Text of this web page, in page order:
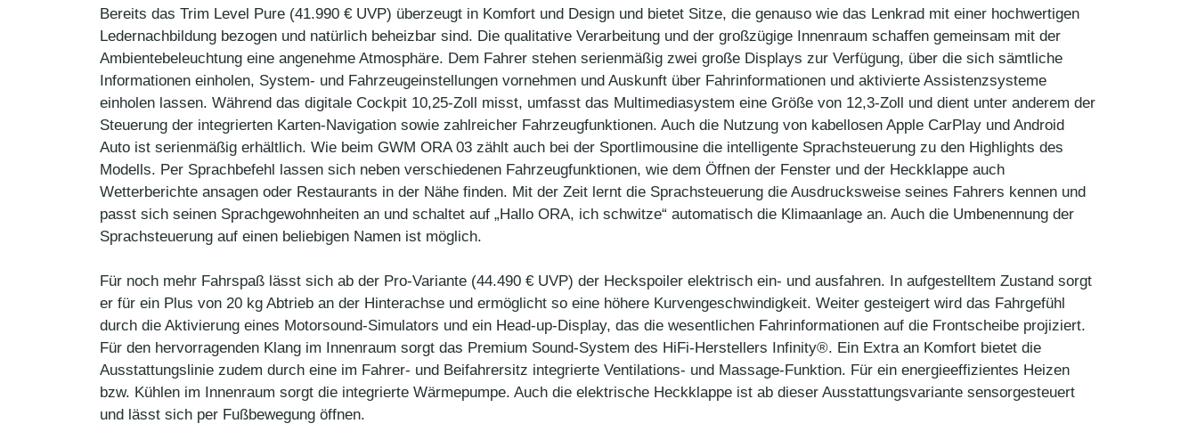
Bereits das Trim Level Pure (41.990 € UVP) überzeugt in Komfort und Design und bietet Sitze, die genauso wie das Lenkrad mit einer hochwertigen
Ledernachbildung bezogen und natürlich beheizbar sind. Die qualitative Verarbeitung und der großzügige Innenraum schaffen gemeinsam mit der
Ambientebeleuchtung eine angenehme Atmosphäre. Dem Fahrer stehen serienmäßig zwei große Displays zur Verfügung, über die sich sämtliche
Informationen einholen, System- und Fahrzeugeinstellungen vornehmen und Auskunft über Fahrinformationen und aktivierte Assistenzsysteme
einholen lassen. Während das digitale Cockpit 10,25-Zoll misst, umfasst das Multimediasystem eine Größe von 12,3-Zoll und dient unter anderem der
Steuerung der integrierten Karten-Navigation sowie zahlreicher Fahrzeugfunktionen. Auch die Nutzung von kabellosen Apple CarPlay und Android
Auto ist serienmäßig erhältlich. Wie beim GWM ORA 03 zählt auch bei der Sportlimousine die intelligente Sprachsteuerung zu den Highlights des
Modells. Per Sprachbefehl lassen sich neben verschiedenen Fahrzeugfunktionen, wie dem Öffnen der Fenster und der Heckklappe auch
Wetterberichte ansagen oder Restaurants in der Nähe finden. Mit der Zeit lernt die Sprachsteuerung die Ausdrucksweise seines Fahrers kennen und
passt sich seinen Sprachgewohnheiten an und schaltet auf „Hallo ORA, ich schwitze“ automatisch die Klimaanlage an. Auch die Umbenennung der
Sprachsteuerung auf einen beliebigen Namen ist möglich.
Für noch mehr Fahrspaß lässt sich ab der Pro-Variante (44.490 € UVP) der Heckspoiler elektrisch ein- und ausfahren. In aufgestelltem Zustand sorgt
er für ein Plus von 20 kg Abtrieb an der Hinterachse und ermöglicht so eine höhere Kurvengeschwindigkeit. Weiter gesteigert wird das Fahrgefühl
durch die Aktivierung eines Motorsound-Simulators und ein Head-up-Display, das die wesentlichen Fahrinformationen auf die Frontscheibe projiziert.
Für den hervorragenden Klang im Innenraum sorgt das Premium Sound-System des HiFi-Herstellers Infinity®. Ein Extra an Komfort bietet die
Ausstattungslinie zudem durch eine im Fahrer- und Beifahrersitz integrierte Ventilations- und Massage-Funktion. Für ein energieeffizientes Heizen
bzw. Kühlen im Innenraum sorgt die integrierte Wärmepumpe. Auch die elektrische Heckklappe ist ab dieser Ausstattungsvariante sensorgesteuert
und lässt sich per Fußbewegung öffnen.